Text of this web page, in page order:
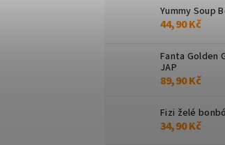
Yummy Soup
44,90 Kč
Fanta Golden
JAP
89,90 Kč
Fizi želé
34,90 Kč